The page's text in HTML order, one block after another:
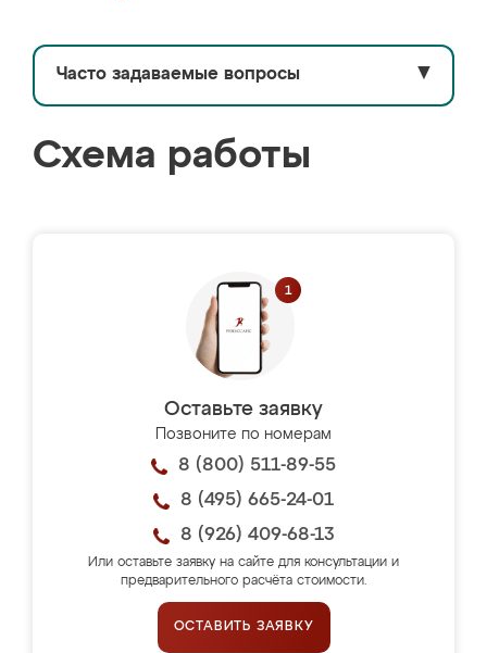
Часто задаваемые вопросы ▼
Схема работы
Оставьте заявку
Позвоните по номерам
8 (800) 511-89-55
8 (495) 665-24-01
8 (926) 409-68-13
Или оставьте заявку на сайте для консультации и
предварительного расчёта стоимости.
ОСТАВИТЬ ЗАЯВКУ